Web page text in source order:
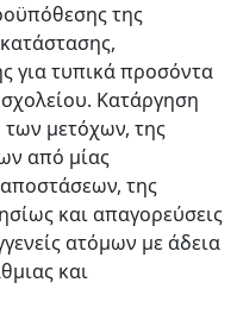
της
για τυπικά προσόντα
Κατάργηση
μετόχων, της
από μίας
της
και απαγορεύσεις
ατόμων με άδεια
και